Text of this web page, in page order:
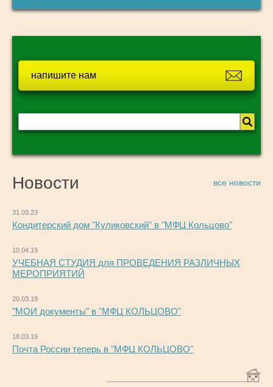
напишите нам
Новости все новости
31.03.23
Кондитерский дом "Куликовский" в "МФЦ Кольцово"
10.04.19
УЧЕБНАЯ СТУДИЯ для ПРОВЕДЕНИЯ РАЗЛИЧНЫХ
МЕРОПРИЯТИЙ
20.03.19
"МОИ документы" в "МФЦ КОЛЬЦОВО"
18.03.19
Почта России теперь в "МФЦ КОЛЬЦОВО"